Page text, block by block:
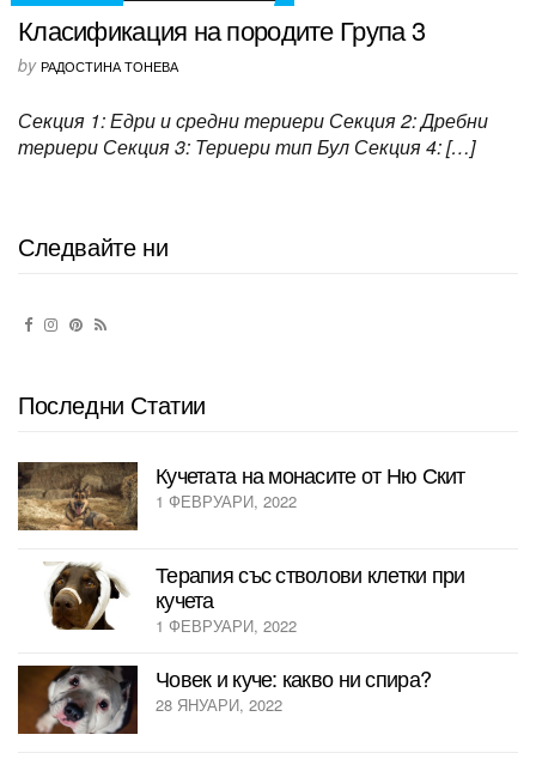
Класификация на породите Група 3
by РАДОСТИНА ТОНЕВА
Секция 1: Едри и средни териери Секция 2: Дребни
териери Секция 3: Териери тип Бул Секция 4: […]
Следвайте ни
Последни Статии
Кучетата на монасите от Ню Скит
1 ФЕВРУАРИ, 2022
Терапия със стволови клетки при
кучета
1 ФЕВРУАРИ, 2022
Човек и куче: какво ни спира?
28 ЯНУАРИ, 2022